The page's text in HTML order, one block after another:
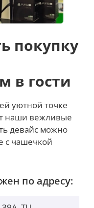
покупку
в гости
уютной точке
наши вежливые
девайс можно
с чашечкой
по адресу: